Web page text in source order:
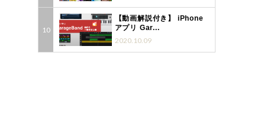
【動画解説付き】 iPhone
アプリ Gar...
2020.10.09